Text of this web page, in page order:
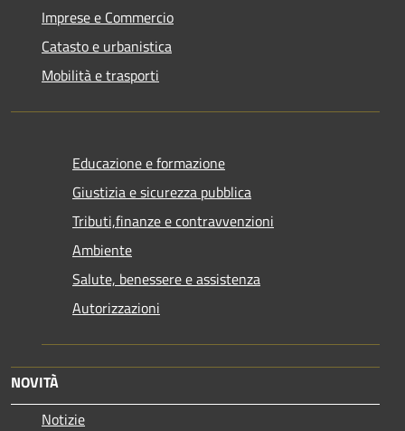
Imprese e Commercio
Catasto e urbanistica
Mobilità e trasporti
Educazione e formazione
Giustizia e sicurezza pubblica
Tributi,finanze e contravvenzioni
Ambiente
Salute, benessere e assistenza
Autorizzazioni
NOVITÀ
Notizie